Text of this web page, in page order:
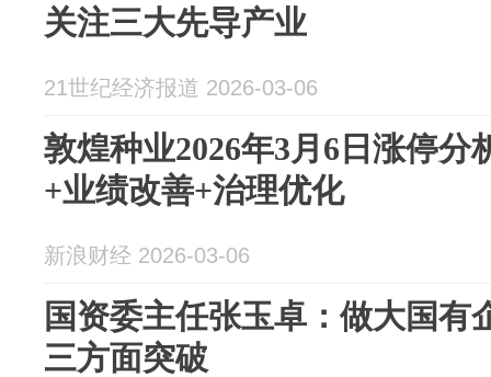
关注三大先导产业
21世纪经济报道 2026-03-06
敦煌种业2026年3月6日涨停分
+业绩改善+治理优化
新浪财经 2026-03-06
国资委主任张玉卓：做大国有
三方面突破